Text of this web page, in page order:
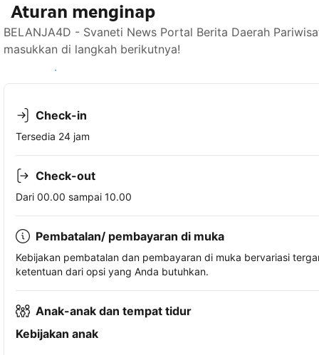
Aturan menginap
BELANJA4D - Svaneti News Portal Berita Daerah
masukkan di langkah berikutnya!
Lihat ketersediaan
Check-in
Tersedia 24 jam
Check-out
Dari 00.00 sampai 10.00
Pembatalan/ pembayaran di muka
Kebijakan pembatalan dan pembayaran di muka bervariasi
ketentuan dari opsi yang Anda butuhkan.
Anak-anak dan tempat tidur
Kebijakan anak